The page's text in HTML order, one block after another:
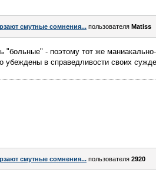
смутные сомнения... пользователя Matiss
"больные" - поэтому тот же
в справедливости своих
смутные сомнения... пользователя 2920